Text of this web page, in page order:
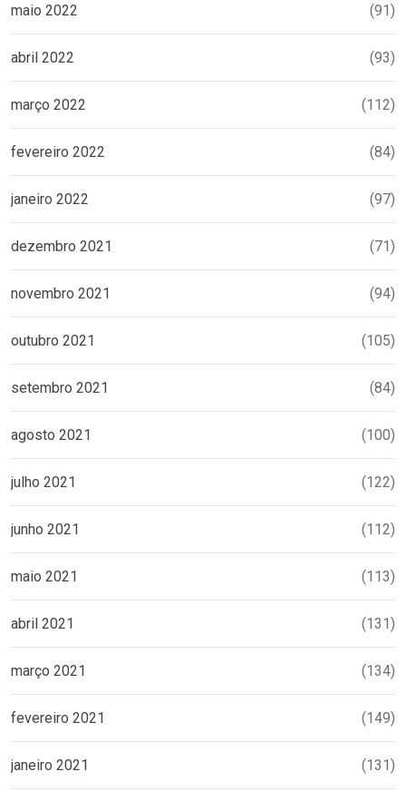
maio 2022 (91)
abril 2022 (93)
março 2022 (112)
fevereiro 2022 (84)
janeiro 2022 (97)
dezembro 2021 (71)
novembro 2021 (94)
outubro 2021 (105)
setembro 2021 (84)
agosto 2021 (100)
julho 2021 (122)
junho 2021 (112)
maio 2021 (113)
abril 2021 (131)
março 2021 (134)
fevereiro 2021 (149)
janeiro 2021 (131)